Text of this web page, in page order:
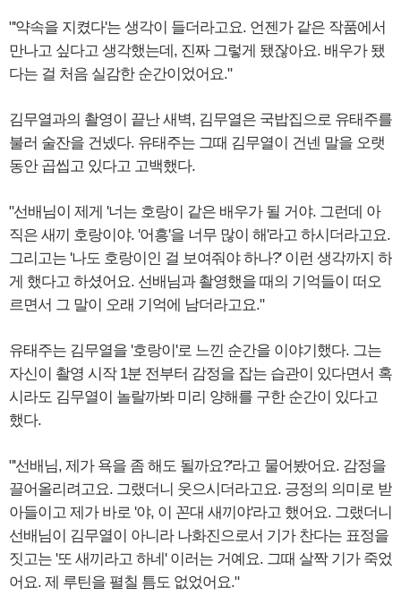
"'약속을 지켰다'는 생각이 들더라고요. 언젠가 같은 작품에서
만나고 싶다고 생각했는데, 진짜 그렇게 됐잖아요. 배우가 됐
다는 걸 처음 실감한 순간이었어요."
김무열과의 촬영이 끝난 새벽, 김무열은 국밥집으로 유태주를
불러 술잔을 건넸다. 유태주는 그때 김무열이 건넨 말을 오랫
동안 곱씹고 있다고 고백했다.
"선배님이 제게 '너는 호랑이 같은 배우가 될 거야. 그런데 아
직은 새끼 호랑이야. '어흥'을 너무 많이 해'라고 하시더라고요.
그리고는 '나도 호랑이인 걸 보여줘야 하나?' 이런 생각까지 하
게 했다고 하셨어요. 선배님과 촬영했을 때의 기억들이 떠오
르면서 그 말이 오래 기억에 남더라고요."
유태주는 김무열을 '호랑이'로 느낀 순간을 이야기했다. 그는
자신이 촬영 시작 1분 전부터 감정을 잡는 습관이 있다면서 혹
시라도 김무열이 놀랄까봐 미리 양해를 구한 순간이 있다고
했다.
"'선배님, 제가 욕을 좀 해도 될까요?'라고 물어봤어요. 감정을
끌어올리려고요. 그랬더니 웃으시더라고요. 긍정의 의미로 받
아들이고 제가 바로 '야, 이 꼰대 새끼야'라고 했어요. 그랬더니
선배님이 김무열이 아니라 나화진으로서 기가 찬다는 표정을
짓고는 '또 새끼라고 하네' 이러는 거예요. 그때 살짝 기가 죽었
어요. 제 루틴을 펼칠 틈도 없었어요."